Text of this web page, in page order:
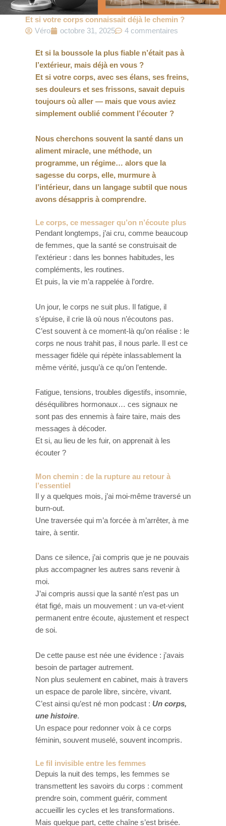
Et si votre corps connaissait déjà le chemin ?
Véro
octobre 31, 2025 4 commentaires
Et si la boussole la plus fiable n’était pas à
l’extérieur, mais déjà en vous ?
Et si votre corps, avec ses élans, ses freins,
ses douleurs et ses frissons, savait depuis
toujours où aller — mais que vous aviez
simplement oublié comment l’écouter ?
Nous cherchons souvent la santé dans un
aliment miracle, une méthode, un
programme, un régime… alors que la
sagesse du corps, elle, murmure à
l’intérieur, dans un langage subtil que nous
avons désappris à comprendre.
Le corps, ce messager qu’on n’écoute plus
Pendant longtemps, j’ai cru, comme beaucoup
de femmes, que la santé se construisait de
l’extérieur : dans les bonnes habitudes, les
compléments, les routines.
Et puis, la vie m’a rappelée à l’ordre.
Un jour, le corps ne suit plus. Il fatigue, il
s’épuise, il crie là où nous n’écoutons pas.
C’est souvent à ce moment-là qu’on réalise : le
corps ne nous trahit pas, il nous parle. Il est ce
messager fidèle qui répète inlassablement la
même vérité, jusqu’à ce qu’on l’entende.
Fatigue, tensions, troubles digestifs, insomnie,
déséquilibres hormonaux… ces signaux ne
sont pas des ennemis à faire taire, mais des
messages à décoder.
Et si, au lieu de les fuir, on apprenait à les
écouter ?
Mon chemin : de la rupture au retour à
l’essentiel
Il y a quelques mois, j’ai moi-même traversé un
burn-out.
Une traversée qui m’a forcée à m’arrêter, à me
taire, à sentir.
Dans ce silence, j’ai compris que je ne pouvais
plus accompagner les autres sans revenir à
moi.
J’ai compris aussi que la santé n’est pas un
état figé, mais un mouvement : un va-et-vient
permanent entre écoute, ajustement et respect
de soi.
De cette pause est née une évidence : j’avais
besoin de partager autrement.
Non plus seulement en cabinet, mais à travers
un espace de parole libre, sincère, vivant.
C’est ainsi qu’est né mon podcast : Un corps,
une histoire.
Un espace pour redonner voix à ce corps
féminin, souvent muselé, souvent incompris.
Le fil invisible entre les femmes
Depuis la nuit des temps, les femmes se
transmettent les savoirs du corps : comment
prendre soin, comment guérir, comment
accueillir les cycles et les transformations.
Mais quelque part, cette chaîne s’est brisée.